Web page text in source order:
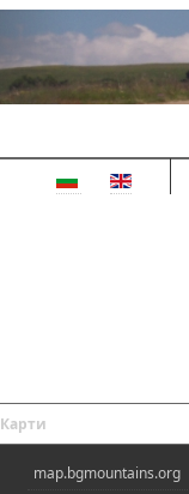
Карти
map.bgmountains.org